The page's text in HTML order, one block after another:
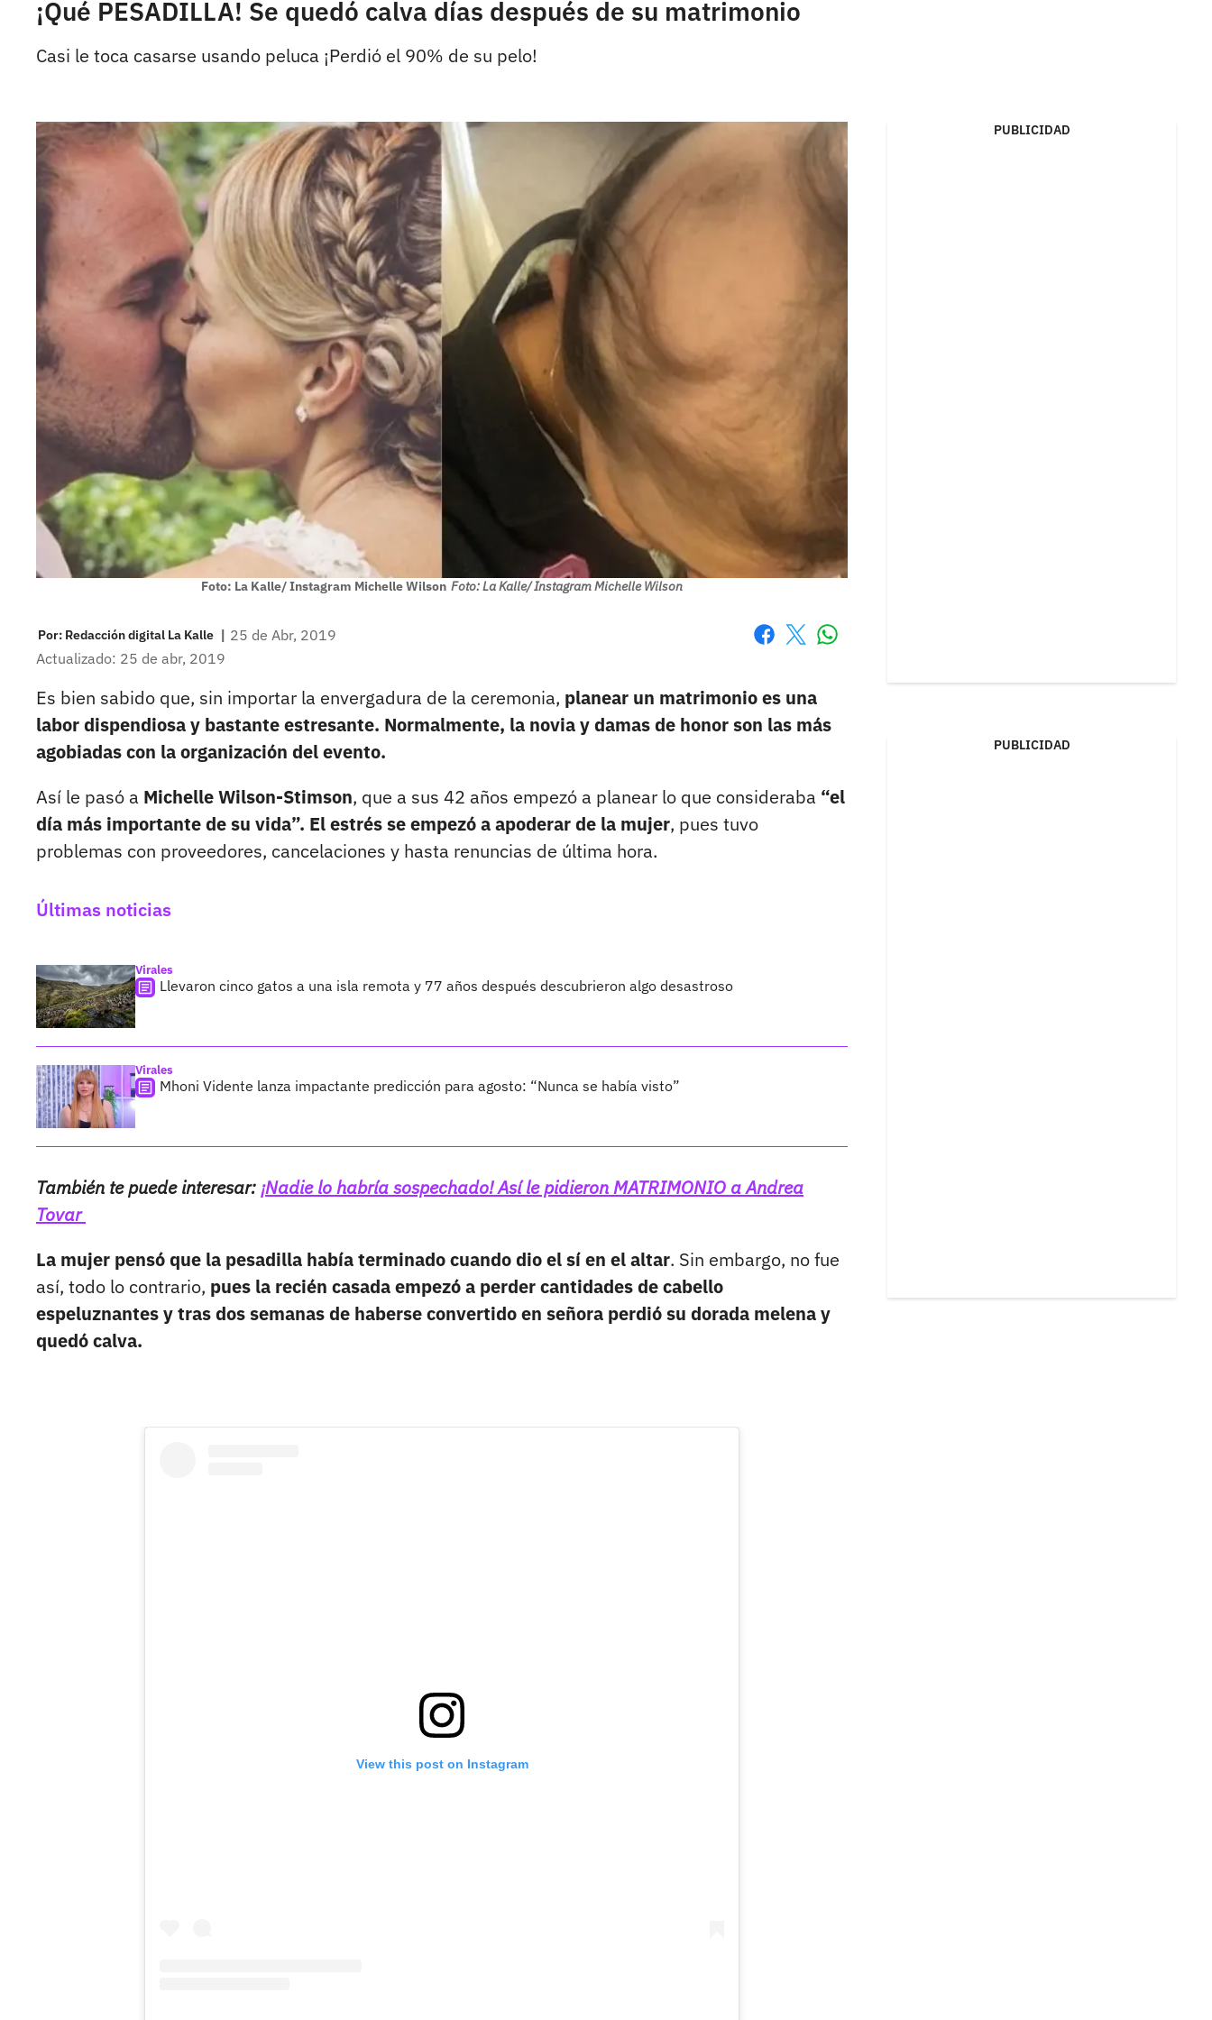
¡Qué PESADILLA! Se quedó calva días después de su matrimonio
Casi le toca casarse usando peluca ¡Perdió el 90% de su pelo!
Foto: La Kalle/ Instagram Michelle Wilson Foto: La Kalle/ Instagram Michelle Wilson
Por: Redacción digital La Kalle | 25 de Abr, 2019
Actualizado: 25 de abr, 2019
Es bien sabido que, sin importar la envergadura de la ceremonia, planear un matrimonio es una
labor dispendiosa y bastante estresante. Normalmente, la novia y damas de honor son las más
agobiadas con la organización del evento.
Así le pasó a Michelle Wilson-Stimson, que a sus 42 años empezó a planear lo que consideraba “el
día más importante de su vida”. El estrés se empezó a apoderar de la mujer, pues tuvo
problemas con proveedores, cancelaciones y hasta renuncias de última hora.
Últimas noticias
Virales
Llevaron cinco gatos a una isla remota y 77 años después descubrieron algo desastroso
Virales
Mhoni Vidente lanza impactante predicción para agosto: “Nunca se había visto”
También te puede interesar: ¡Nadie lo habría sospechado! Así le pidieron MATRIMONIO a Andrea
Tovar
La mujer pensó que la pesadilla había terminado cuando dio el sí en el altar. Sin embargo, no fue
así, todo lo contrario, pues la recién casada empezó a perder cantidades de cabello
espeluznantes y tras dos semanas de haberse convertido en señora perdió su dorada melena y
quedó calva.
View this post on Instagram
PUBLICIDAD
PUBLICIDAD